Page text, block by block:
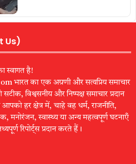
Us)
स्वागत है!
भारत का एक अग्रणी और सत्यप्रिय समाचार
विश्वसनीय और निष्पक्ष समाचार प्रदान
हर क्षेत्र में, चाहे वह धर्म, राजनीति,
मनोरंजन, स्वास्थ्य या अन्य महत्वपूर्ण घटनाएँ
रिपोर्ट्स प्रदान करते हैं।